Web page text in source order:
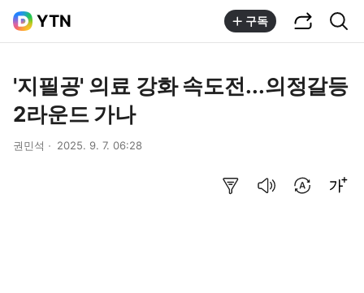
YTN 구독
'지필공' 의료 강화 속도전...의정갈등
2라운드 가나
권민석 2025. 9. 7. 06:28